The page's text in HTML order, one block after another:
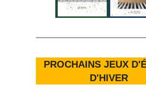
PROCHAINS JEUX
D'HIVER